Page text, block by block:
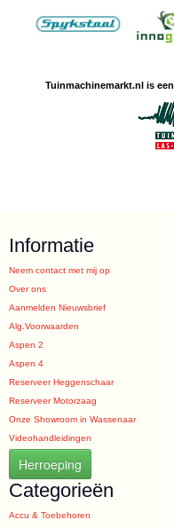
Tuinmachinemarkt.nl is een
Informatie
Neem contact met mij op
Over ons
Aanmelden Nieuwsbrief
Alg.Voorwaarden
Aspen 2
Aspen 4
Reserveer Heggenschaar
Reserveer Motorzaag
Onze Showroom in Wassenaar
Videohandleidingen
Herroeping
Categorieën
Accu & Toebehoren